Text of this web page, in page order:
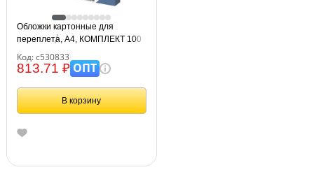
Обложки картонные для
переплета, А4, КОМПЛЕКТ 100
синие, ОФИСМАГ, 530833
Код: с530833
813.71 ₽ОПТ
В корзину